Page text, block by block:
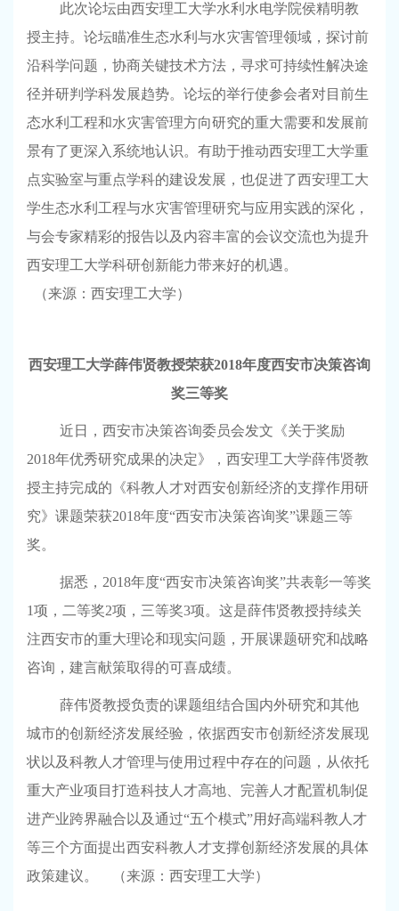
此次论坛由西安理工大学水利水电学院侯精明教
授主持。论坛瞄准生态水利与水灾害管理领域，探讨前
沿科学问题，协商关键技术方法，寻求可持续性解决途
径并研判学科发展趋势。论坛的举行使参会者对目前生
态水利工程和水灾害管理方向研究的重大需要和发展前
景有了更深入系统地认识。有助于推动西安理工大学重
点实验室与重点学科的建设发展，也促进了西安理工大
学生态水利工程与水灾害管理研究与应用实践的深化，
与会专家精彩的报告以及内容丰富的会议交流也为提升
西安理工大学科研创新能力带来好的机遇。
（来源：西安理工大学）
西安理工大学薛伟贤教授荣获2018年度西安市决策咨询
奖三等奖
近日，西安市决策咨询委员会发文《关于奖励
2018年优秀研究成果的决定》，西安理工大学薛伟贤教
授主持完成的《科教人才对西安创新经济的支撑作用研
究》课题荣获2018年度“西安市决策咨询奖”课题三等
奖。
据悉， 2018年度“西安市决策咨询奖”共表彰一等奖
1项，二等奖2项，三等奖3项。这是薛伟贤教授持续关
注西安市的重大理论和现实问题，开展课题研究和战略
咨询，建言献策取得的可喜成绩。
薛伟贤教授负责的课题组结合国内外研究和其他
城市的创新经济发展经验，依据西安市创新经济发展现
状以及科教人才管理与使用过程中存在的问题，从依托
重大产业项目打造科技人才高地、完善人才配置机制促
进产业跨界融合以及通过“五个模式”用好高端科教人才
等三个方面提出西安科教人才支撑创新经济发展的具体
政策建议。
（来源：西安理工大学）